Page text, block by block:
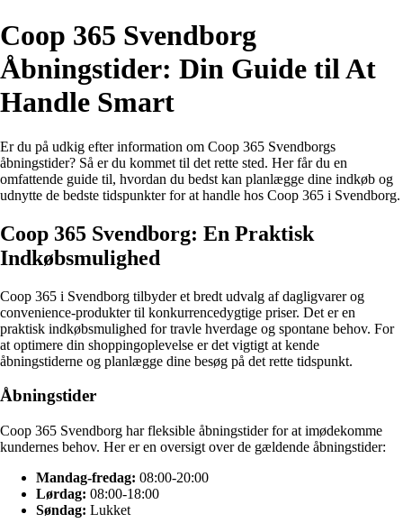
Coop 365 Svendborg
Åbningstider: Din Guide til At
Handle Smart
Er du på udkig efter information om Coop 365 Svendborgs
åbningstider? Så er du kommet til det rette sted. Her får du en
omfattende guide til, hvordan du bedst kan planlægge dine indkøb og
udnytte de bedste tidspunkter for at handle hos Coop 365 i Svendborg.
Coop 365 Svendborg: En Praktisk
Indkøbsmulighed
Coop 365 i Svendborg tilbyder et bredt udvalg af dagligvarer og
convenience-produkter til konkurrencedygtige priser. Det er en
praktisk indkøbsmulighed for travle hverdage og spontane behov. For
at optimere din shoppingoplevelse er det vigtigt at kende
åbningstiderne og planlægge dine besøg på det rette tidspunkt.
Åbningstider
Coop 365 Svendborg har fleksible åbningstider for at imødekomme
kundernes behov. Her er en oversigt over de gældende åbningstider:
Mandag-fredag: 08:00-20:00
Lørdag: 08:00-18:00
Søndag: Lukket